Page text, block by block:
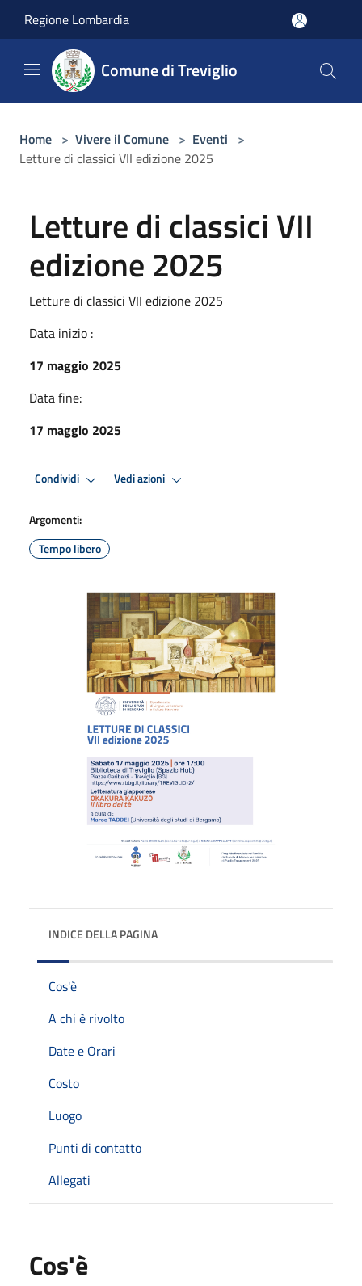
Regione Lombardia
Comune di Treviglio
Home > Vivere il Comune > Eventi >
Letture di classici VII edizione 2025
Letture di classici VII
edizione 2025
Letture di classici VII edizione 2025
Data inizio :
17 maggio 2025
Data fine:
17 maggio 2025
Condividi Vedi azioni
Argomenti:
Tempo libero
INDICE DELLA PAGINA
Cos'è
A chi è rivolto
Date e Orari
Costo
Luogo
Punti di contatto
Allegati
Cos'è